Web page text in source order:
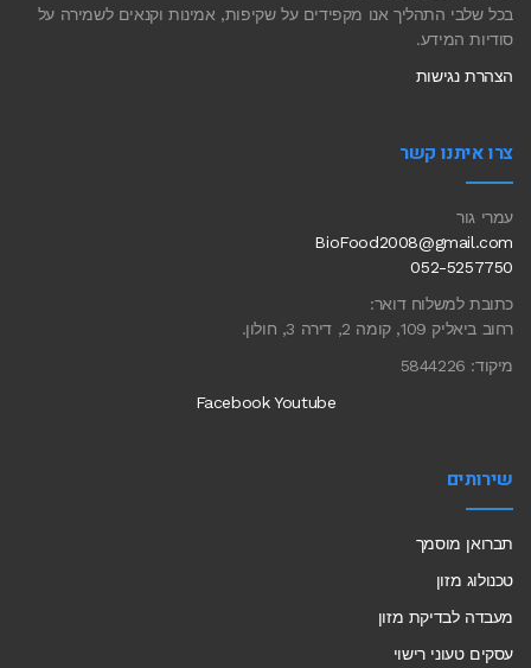
בכל שלבי התהליך אנו מקפידים על שקיפות, אמינות וקנאים לשמירה על
סודיות המידע.
הצהרת נגישות
צרו איתנו קשר
עמרי גור
BioFood2008@gmail.com
052-5257750
כתובת למשלוח דואר:
רחוב ביאליק 109, קומה 2, דירה 3, חולון.
מיקוד: 5844226
Facebook Youtube
שירותים
תברואן מוסמך
טכנולוג מזון
מעבדה לבדיקת מזון
עסקים טעוני רישוי